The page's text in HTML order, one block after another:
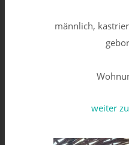
männlich,
weiter